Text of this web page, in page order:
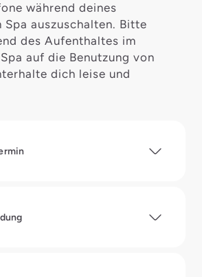
während deines
auszuschalten. Bitte
des Aufenthaltes im
auf die Benutzung von
dich leise und